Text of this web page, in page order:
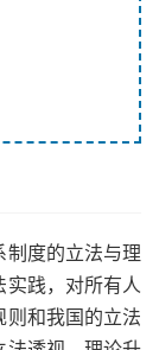
度的立法与理
践，对所有人
则和我国的立法